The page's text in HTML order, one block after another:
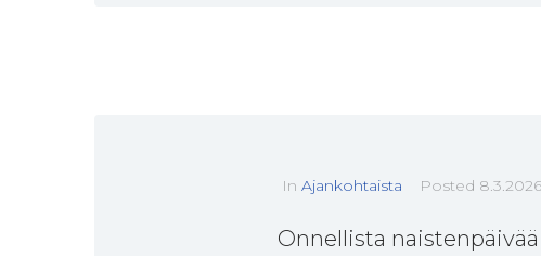
In Ajankohtaista Posted 8.3.2026
Onnellista